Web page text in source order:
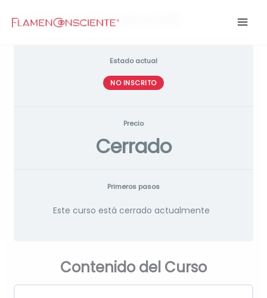
Porflamenconsciente/
Estado actual
NO INSCRITO
Precio
Cerrado
Primeros pasos
Este curso está cerrado actualmente
Contenido del Curso